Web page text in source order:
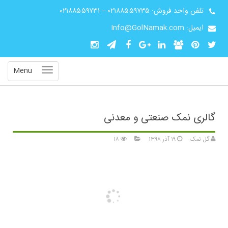
تلفن واحد فروش: ۰۲۱۸۸۵۵۹۷۳۵ – ۰۲۱۸۸۵۵۹۷۳۱
ایمیل: Info@GolNamak.com
Menu
گالری نمک صنعتی و معدنی
گل نمک